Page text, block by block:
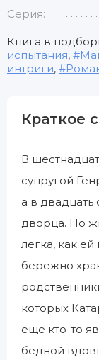
Серия:
Книга в
испытания,
интриги,
Краткое
В
супругой
а в двадцать
дворца. Но
легка, как
бережно
которых
еще кто-то
бедной